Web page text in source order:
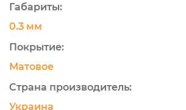
Габариты:
0.3 мм
Покрытие:
Матовое
Страна производитель:
Украина